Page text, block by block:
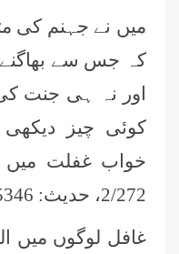
میں نے جہنم کی
کہ جس سے
اور نہ ہی جنت
کوئی چیز
خواب غفلت میں
2/272، حدیث: 5346)
غافل لوگوں میں